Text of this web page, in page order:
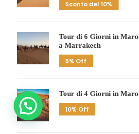
Sconto del 10%
Tour di 6 Giorni in
a Marrakech
5% Off
Tour di 4 Giorni in
10% Off